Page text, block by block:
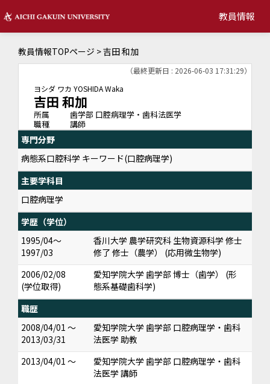
教員情報
教員情報TOPページ > 吉田 和加
（最終更新日 : 2026-06-03 17:31:29）
ヨシダ ワカ YOSHIDA Waka
吉田 和加
所属
歯学部 口腔病理学・歯科法医学
職種
講師
専門分野
病態系口腔科学 キーワード(口腔病理学)
主要学科目
口腔病理学
学歴（学位）
1995/04～
1997/03
香川大学 農学研究科 生物資源科学 修士
修了 修士（農学） (応用微生物学)
2006/02/08
(学位取得)
愛知学院大学 歯学部 博士（歯学） (形
態系基礎歯科学)
職歴
2008/04/01 ～
2013/03/31
愛知学院大学 歯学部 口腔病理学・歯科
法医学 助教
2013/04/01 ～
愛知学院大学 歯学部 口腔病理学・歯科
法医学 講師